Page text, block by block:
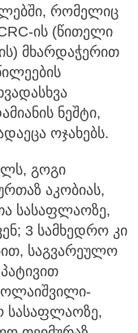
რომელიც
ის (წითელი
მხარდაჭერით
ნეშტი,
ოჯახებს.
გოგი
აკობიას,
სასაფლაოზე,
3 სამხედრო კი
საგვარეულო
სასაფლაოზე,